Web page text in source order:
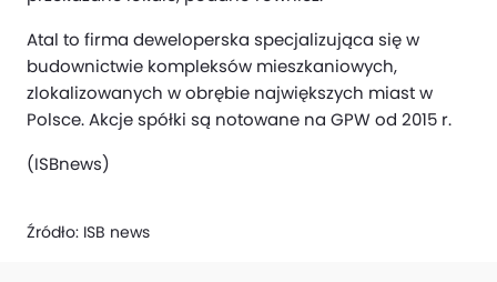
Atal to firma deweloperska specjalizująca się w
budownictwie kompleksów mieszkaniowych,
zlokalizowanych w obrębie największych miast w
Polsce. Akcje spółki są notowane na GPW od 2015 r.
(ISBnews)
Źródło: ISB news